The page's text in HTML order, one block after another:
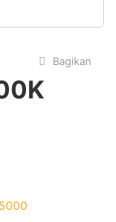
Bagikan